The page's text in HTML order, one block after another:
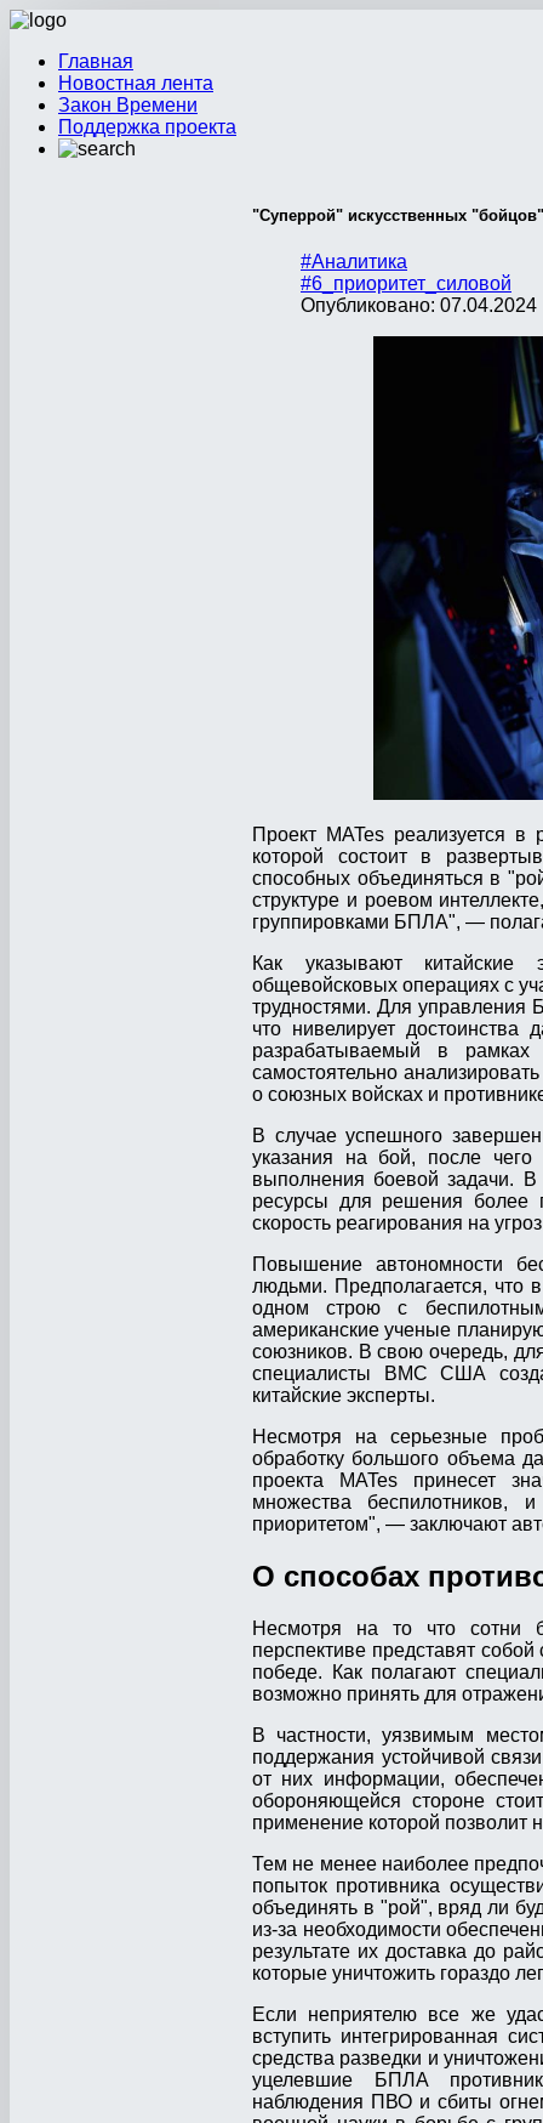
Главная
Новостная лента
Закон Времени
Поддержка проекта
"Суперрой" искусственных
#Аналитика
#6_приоритет_силовой
Опубликовано: 07.04.2024
Проект MATes реализуется
которой состоит в
способных объединяться в
структуре и роевом
группировками БПЛА", —
Как указывают китайские
общевойсковых операциях с
трудностями. Для управления
что нивелирует достоинства
разрабатываемый в рамках
самостоятельно
о союзных войсках и
В случае успешного
указания на бой, после
выполнения боевой задачи.
ресурсы для решения более
скорость реагирования на
Повышение автономности
людьми. Предполагается, что
одном строю с
американские ученые
союзников. В свою очередь,
специалисты ВМС США
китайские эксперты.
Несмотря на серьезные
обработку большого объема
проекта MATes принесет
множества беспилотников,
приоритетом", — заключают
О способах
Несмотря на то что сотни
перспективе представят
победе. Как полагают
возможно принять для
В частности, уязвимым
поддержания устойчивой
от них информации,
обороняющейся стороне
применение которой позволит
Тем не менее наиболее
попыток противника
объединять в "рой", вряд ли
из-за необходимости
результате их доставка до
которые уничтожить гораздо
Если неприятелю все же
вступить интегрированная
средства разведки и
уцелевшие БПЛА
наблюдения ПВО и сбиты